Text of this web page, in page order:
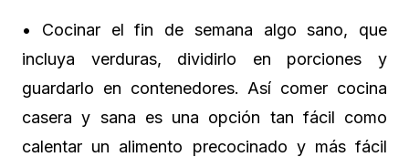
• Cocinar el fin de semana algo sano, que
incluya verduras, dividirlo en porciones y
guardarlo en contenedores. Así comer cocina
casera y sana es una opción tan fácil como
calentar un alimento precocinado y más fácil